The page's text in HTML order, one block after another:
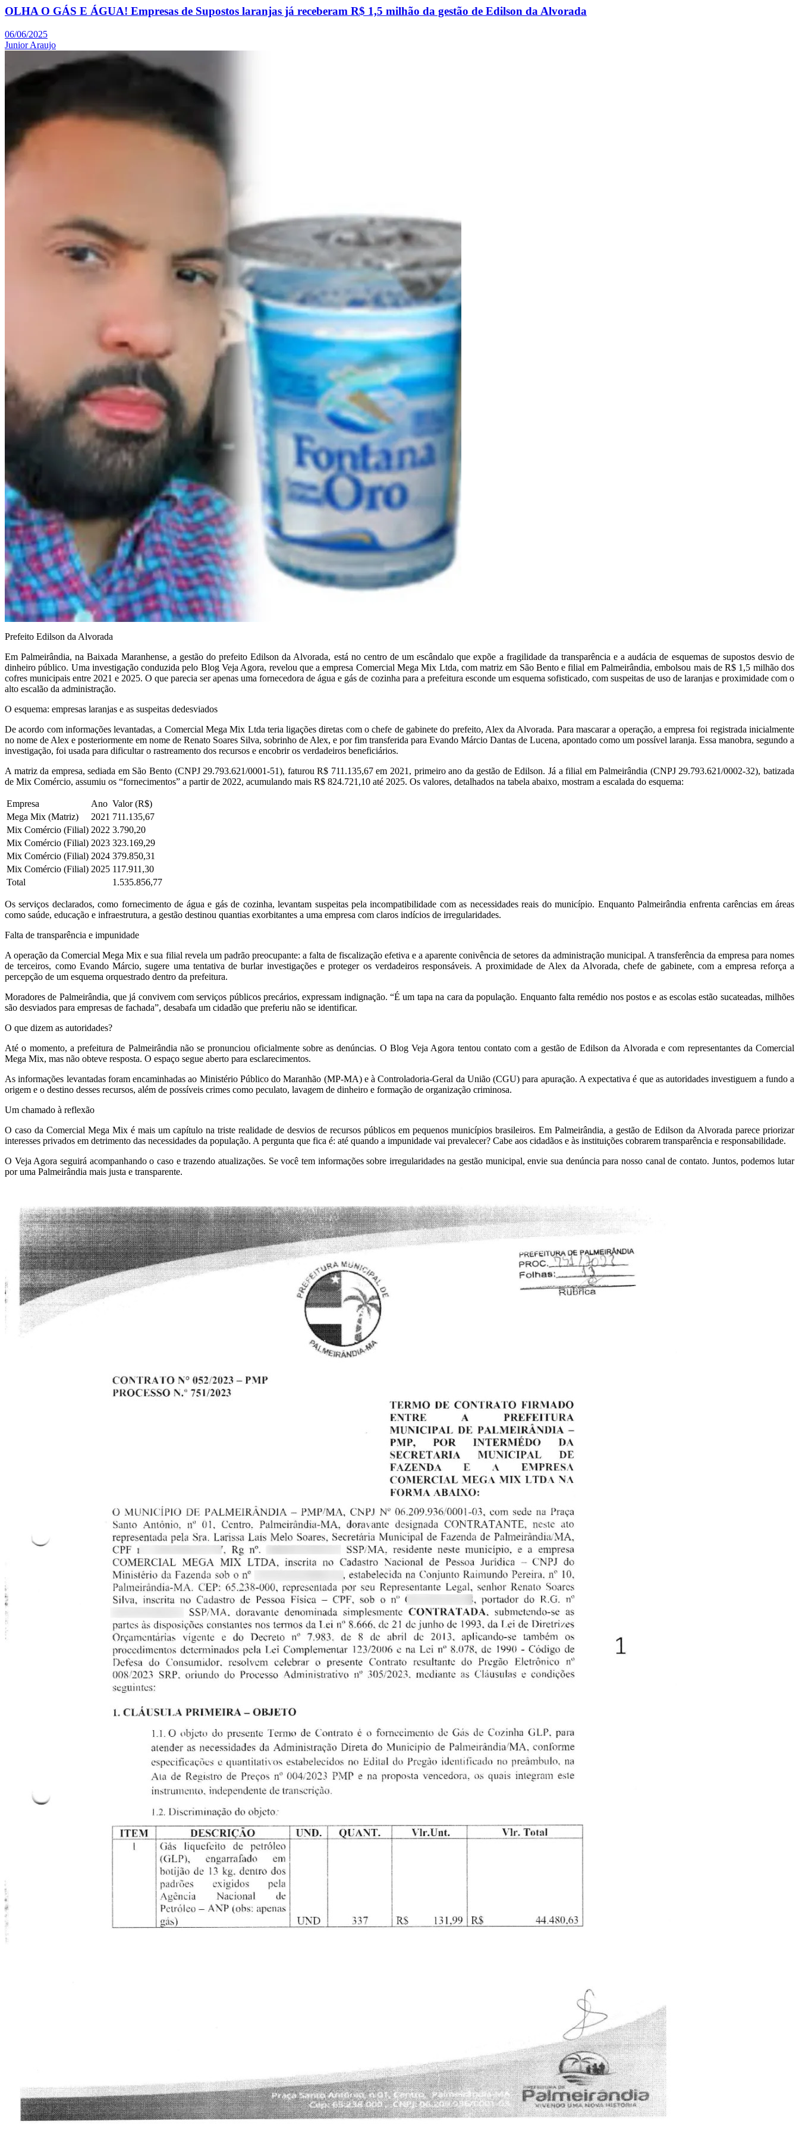
OLHA O GÁS E ÁGUA! Empresas de Supostos laranjas já receberam R$ 1,5 milhão da gestão de Edilson da Alvorada
06/06/2025
Junior Araujo
Prefeito Edilson da Alvorada
Em Palmeirândia, na Baixada Maranhense, a gestão do prefeitoEdilson da Alvorada, está no centro de um escândalo que expõe a fragilidade da transparência e a audácia de esquemas de supostos desvio de
dinheiro público. Uma investigação conduzida pelo Blog Veja Agora, revelou que a empresa Comercial Mega Mix Ltda, com matriz em São Bento e filial em Palmeirândia, embolsou mais deR$ 1,5 milhãodos
cofres municipais entre 2021 e 2025. O que parecia ser apenas uma fornecedora de água e gás de cozinha para a prefeitura esconde um esquema sofisticado, com suspeitas de uso de laranjas e proximidade com o
alto escalão da administração.
O esquema: empresas laranjas e as suspeitas dedesviados
De acordo com informações levantadas, a Comercial Mega Mix Ltda teria ligações diretas com o chefe de gabinete do prefeito, Alex da Alvorada. Para mascarar a operação, a empresa foi registrada inicialmente
no nome de Alex e posteriormente em nome de Renato Soares Silva, sobrinho de Alex, e por fim transferida para Evando Márcio Dantas de Lucena, apontado como um possível laranja. Essa manobra, segundo a
investigação, foi usada para dificultar o rastreamento dos recursos e encobrir os verdadeiros beneficiários.
A matriz da empresa, sediada em São Bento (CNPJ 29.793.621/0001-51), faturouR$ 711.135,67em 2021, primeiro ano da gestão de Edilson. Já a filial em Palmeirândia (CNPJ 29.793.621/0002-32), batizada
de Mix Comércio, assumiu os “fornecimentos” a partir de 2022, acumulando mais R$ 824.721,10 até 2025. Os valores, detalhados na tabela abaixo, mostram a escalada do esquema:
Empresa Ano Valor (R$)
Mega Mix (Matriz)
2021 711.135,67
Mix Comércio (Filial) 2022 3.790,20
Mix Comércio (Filial) 2023 323.169,29
Mix Comércio (Filial) 2024 379.850,31
Mix Comércio (Filial) 2025 117.911,30
Total
1.535.856,77
Os serviços declarados, como fornecimento de água e gás de cozinha, levantam suspeitas pela incompatibilidade com as necessidades reais do município. Enquanto Palmeirândia enfrenta carências em áreas
como saúde, educação e infraestrutura, a gestão destinou quantias exorbitantes a uma empresa com claros indícios de irregularidades.
Falta de transparência e impunidade
A operação da Comercial Mega Mix e sua filial revela um padrão preocupante: a falta de fiscalização efetiva e a aparente conivência de setores da administração municipal. A transferência da empresa para nomes
de terceiros, como Evando Márcio, sugere uma tentativa de burlar investigações e proteger os verdadeiros responsáveis. A proximidade de Alex da Alvorada, chefe de gabinete, com a empresa reforça a
percepção de um esquema orquestrado dentro da prefeitura.
Moradores de Palmeirândia, que já convivem com serviços públicos precários, expressam indignação. “É um tapa na cara da população. Enquanto falta remédio nos postos e as escolas estão sucateadas, milhões
são desviados para empresas de fachada”, desabafa um cidadão que preferiu não se identificar.
O que dizem as autoridades?
Até o momento, a prefeitura de Palmeirândia não se pronunciou oficialmente sobre as denúncias. O BlogVeja Agora tentou contato com a gestão de Edilson da Alvorada e com representantes da Comercial
Mega Mix, mas não obteve resposta. O espaço segue aberto para esclarecimentos.
As informações levantadas foram encaminhadas ao Ministério Público do Maranhão (MP-MA) e à Controladoria-Geral da União (CGU) para apuração. A expectativa é que as autoridades investiguem a fundo a
origem e o destino desses recursos, além de possíveis crimes como peculato, lavagem de dinheiro e formação de organização criminosa.
Um chamado à reflexão
O caso da Comercial Mega Mix é mais um capítulo na triste realidade de desvios de recursos públicos em pequenos municípios brasileiros. Em Palmeirândia, a gestão de Edilson da Alvorada parece priorizar
interesses privados em detrimento das necessidades da população. A pergunta que fica é: até quando a impunidade vai prevalecer? Cabe aos cidadãos e às instituições cobrarem transparência e responsabilidade.
O Veja Agora seguirá acompanhando o caso e trazendo atualizações. Se você tem informações sobre irregularidades na gestão municipal, envie sua denúncia para nosso canal de contato. Juntos, podemos lutar
por uma Palmeirândia mais justa e transparente.